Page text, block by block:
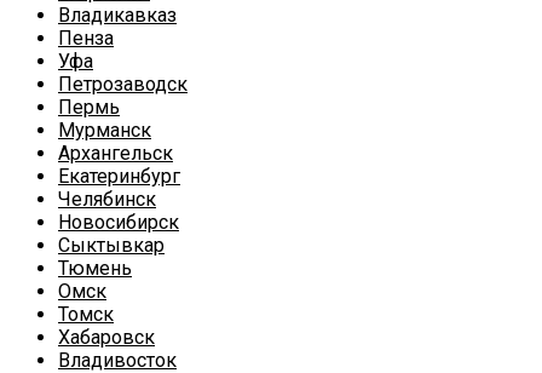
Владикавказ
Пенза
Уфа
Петрозаводск
Пермь
Мурманск
Архангельск
Екатеринбург
Челябинск
Новосибирск
Сыктывкар
Тюмень
Омск
Томск
Хабаровск
Владивосток